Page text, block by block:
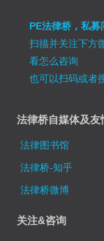
PE法律桥，私募
扫描并关注下方
看怎么咨询
也可以扫码或者
法律桥自媒体及友
法律图书馆
法律桥-知乎
法律桥微博
关注&咨询